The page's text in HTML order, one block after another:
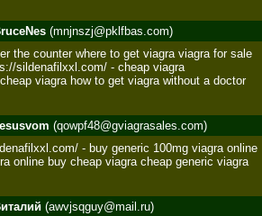
(mnjnszj@pklfbas.com)
the counter where to get viagra viagra for sale
sildenafilxxl.com/ - cheap viagra
viagra how to get viagra without a doctor
(qowpf48@gviagrasales.com)
- buy generic 100mg viagra online
online buy cheap viagra cheap generic viagra
(awvjsqguy@mail.ru)